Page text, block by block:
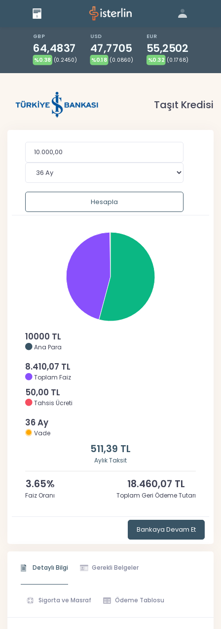
| Blog | Giriş
GBP
64,4837
%0.38 (0.2450)
USD
47,7705
%0.18 (0.0860)
EUR
55,2502
%0.32 (0.1768)
Taşıt Kredisi
Hesapla
10000 TL
Ana Para
8.410,07 TL
Toplam Faiz
50,00 TL
Tahsis Ücreti
36 Ay
Vade
511,39 TL
Aylık Taksit
3.65%
Faiz Oranı
18.460,07 TL
Toplam Geri Ödeme Tutarı
Bankaya Devam Et
Detaylı Bilgi Gerekli Belgeler
Sigorta ve Masraf Ödeme Tablosu